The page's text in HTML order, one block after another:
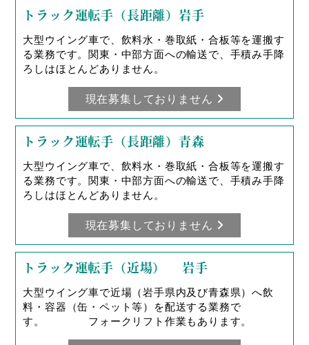
トラック運転手（長距離）岩手
大型ウイング車で、飲料水・巻取紙・合板等を運搬す
る業務です。関東・中部方面への輸送で、手積み手降
ろしはほとんどありません。
現在募集しておりません
トラック運転手（長距離）青森
大型ウイング車で、飲料水・巻取紙・合板等を運搬す
る業務です。関東・中部方面への輸送で、手積み手降
ろしはほとんどありません。
現在募集しておりません
トラック運転手（近場） 岩手
大型ウイング車で近場（岩手県内及び青森県）へ飲
料・容器（缶・ペット等）を配送する業務で
す。 フォークリフト作業もあります。